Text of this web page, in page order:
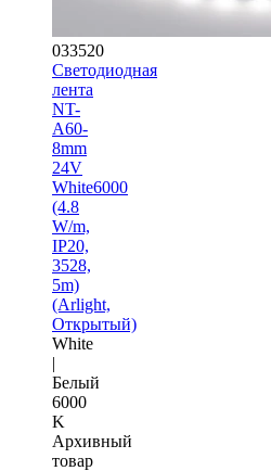
033520
Светодиодная
лента
NT-
A60-
8mm
24V
White6000
(4.8
W/m,
IP20,
3528,
5m)
(Arlight,
Открытый)
White
|
Белый
6000
K
Архивный
товар